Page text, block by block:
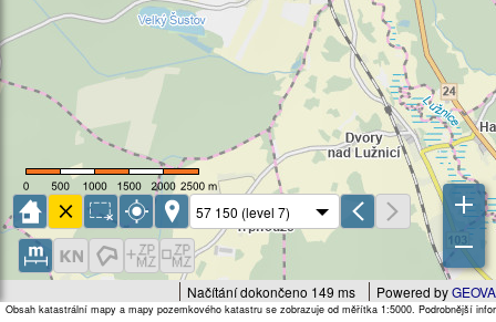
Powered by
Načítání dokončeno 149 ms
Obsah katastrální mapy a mapy pozemkového katastru se zobrazuje od měřítka 1:5000. Podrobnější